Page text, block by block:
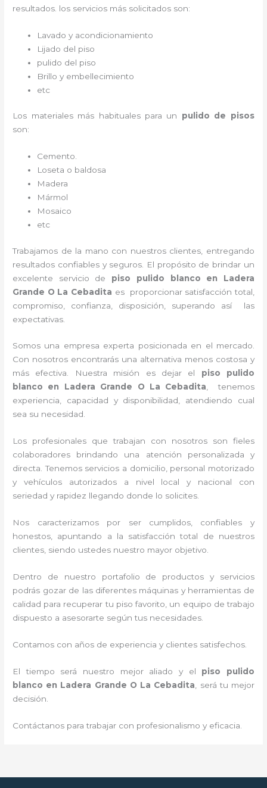
resultados. los servicios más solicitados son:
Lavado y acondicionamiento
Lijado del piso
pulido del piso
Brillo y embellecimiento
etc
Los materiales más habituales para un pulido de pisos
son:
Cemento.
Loseta o baldosa
Madera
Mármol
Mosaico
etc
Trabajamos de la mano con nuestros clientes, entregando
resultados confiables y seguros. El propósito de brindar un
excelente servicio de piso pulido blanco
en Ladera
Grande O La Cebadita es proporcionar satisfacción total,
compromiso, confianza, disposición, superando así las
expectativas.
Somos una empresa experta posicionada en el mercado.
Con nosotros encontrarás una alternativa menos costosa y
más efectiva. Nuestra misión es dejar el piso pulido
blanco en Ladera Grande O La Cebadita, tenemos
experiencia, capacidad y disponibilidad, atendiendo cual
sea su necesidad.
Los profesionales que trabajan con nosotros son fieles
colaboradores brindando una atención personalizada y
directa.Tenemos servicios a domicilio, personal motorizado
y vehículos autorizados a nivel local y nacional con
seriedad y rapidez llegando donde lo solicites.
Nos caracterizamos por ser cumplidos, confiables y
honestos, apuntando a la satisfacción total de nuestros
clientes, siendo ustedes nuestro mayor objetivo.
Dentro de nuestro portafolio de productos y servicios
podrás gozar de las diferentes máquinas y herramientas de
calidad para recuperar tu piso favorito, un equipo de trabajo
dispuesto a asesorarte según tus necesidades.
Contamos con años de experiencia y clientes satisfechos.
El tiempo será nuestro mejor aliado y el piso pulido
blanco en Ladera Grande O La Cebadita , será tu mejor
decisión.
Contáctanos para trabajar con profesionalismo y eficacia.